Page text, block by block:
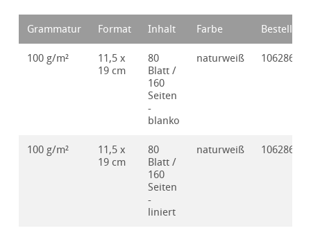
Grammatur Format Inhalt Farbe Bestellnr.
100 g/m²
11,5 x
19 cm
80
Blatt /
160
Seiten
-
blanko
naturweiß 10628630
100 g/m²
11,5 x
19 cm
80
Blatt /
160
Seiten
-
liniert
naturweiß 10628631